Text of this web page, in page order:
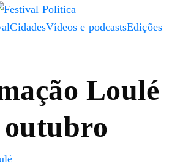
CidadesVídeos e podcastsEdições
Loulé
outubro